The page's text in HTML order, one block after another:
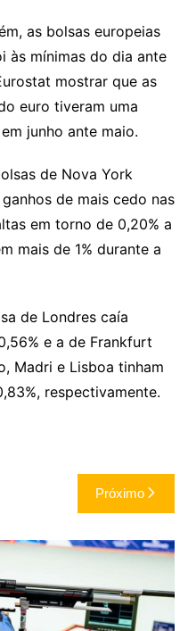
as bolsas europeias
às mínimas do dia ante
mostrar que as
euro tiveram uma
junho ante maio.
de Nova York
de mais cedo nas
em torno de 0,20% a
mais de 1% durante a
de Londres caía
e a de Frankfurt
Madri e Lisboa tinham
respectivamente.
Próximo